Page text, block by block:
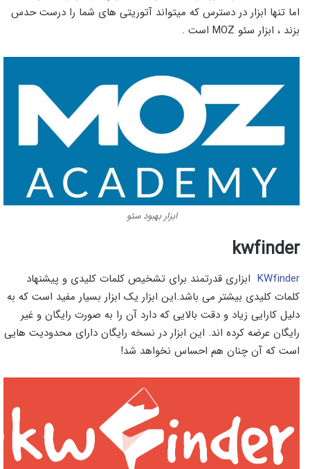
اما تنها ابزار در دسترس که میتواند آتوریتی های شما را درست حدس
بزند ، ابزار سئو MOZ است .
ابزار بهبود سئو
kwfinder
KWfinder ابزاری قدرتمند برای تشخیص کلمات کلیدی و پیشنهاد
کلمات کلیدی بیشتر می باشد.این ابزار یک ابزار بسیار مفید است که به
دلیل کارایی زیاد و دقت بالایی که دارد آن را به صورت رایگان و غیر
رایگان عرضه کرده اند. این ابزار در نسخه رایگان دارای محدودیت هایی
است که آن چنان هم احساس نخواهد شد!